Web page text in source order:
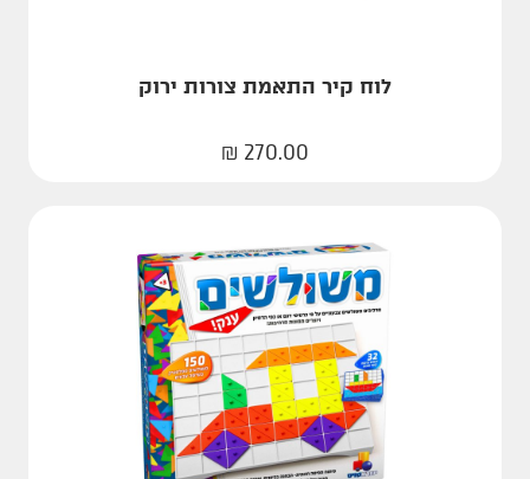
לוח קיר התאמת צורות ירוק
270.00
₪